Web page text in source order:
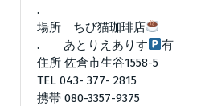
.
場所 ちび猫珈琲店
. あとりえありす
有
住所 佐倉市生谷1558-5
TEL 043- 377- 2815
携帯 080-3357-9375